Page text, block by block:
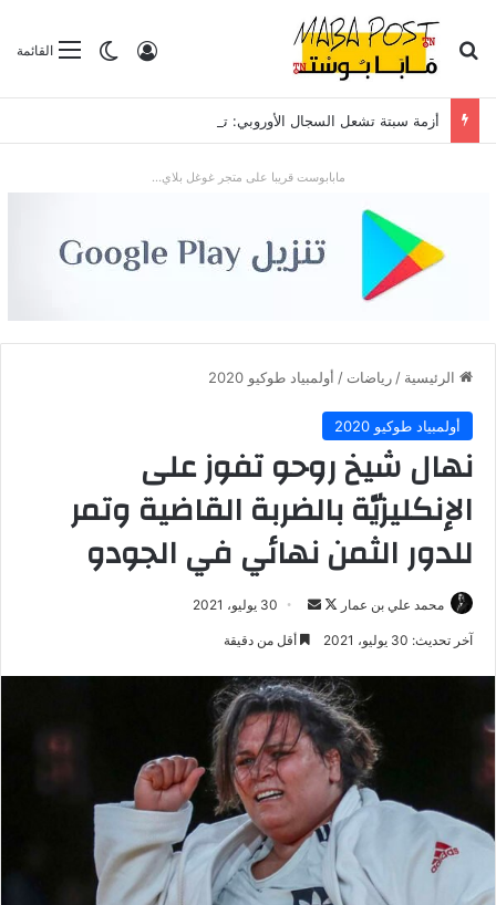
القائمةالوضع
تسجيل الدخول بحث عن
مابابوست قريبا على متجر غوغل بلاي...
الرئيسية / رياضات / أولمبياد طوكيو 2020
أولمبياد طوكيو 2020
نهال شيخ روحو تفوز على
الإنكليزيّة بالضربة القاضية وتمر
للدور الثمن نهائي في الجودو
محمد علي بن عمار
تابع
على
أرسل
بريدا
30 يوليو، 2021
آخر تحديث: 30 يوليو، 2021 أقل من دقيقة